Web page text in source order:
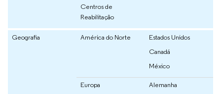
Centros de
Reabilitação
Geografia América do Norte
Estados Unidos
Canadá
México
Europa
Alemanha